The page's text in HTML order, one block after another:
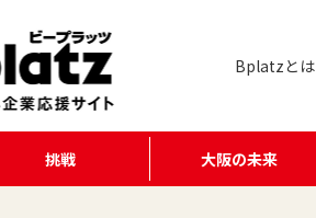
Bplatzとは
挑戦 大阪の未来